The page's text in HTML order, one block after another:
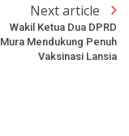
Next article
Wakil Ketua Dua DPRD
Mura Mendukung Penuh
Vaksinasi Lansia